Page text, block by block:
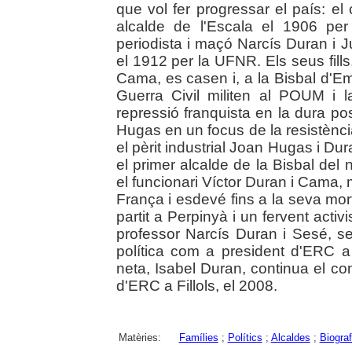
que vol fer progressar el país: el
alcalde de l'Escala el 1906
periodista i maçó Narcís Duran i
el 1912 per la UFNR. Els seus
Cama, es casen i, a la Bisbal
Guerra Civil militen al POUM i
repressió franquista en la dura
Hugas en un focus de la
el pèrit industrial Joan Hugas i
el primer alcalde de la Bisbal del
el funcionari Víctor Duran i Cama,
França i esdevé fins a la seva
partit a Perpinyà i un fervent
professor Narcís Duran i Sesé,
política com a president d'ERC
neta, Isabel Duran, continua el
d'ERC a Fillols, el 2008.
Matèries: Famílies ; Polítics ; Alcaldes ;